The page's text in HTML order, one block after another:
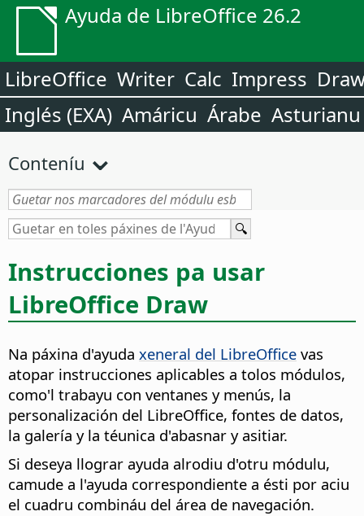
Ayuda de LibreOffice 26.2
LibreOffice Writer Calc Impress
Inglés (EXA) Amáricu Árabe Asturianu
Conteníu
Instrucciones pa usar
LibreOffice Draw
Na páxina d'ayuda xeneral del LibreOffice vas
atopar instrucciones aplicables a tolos módulos,
como'l trabayu con ventanes y menús, la
personalización del LibreOffice, fontes de datos,
la galería y la téunica d'abasnar y asitiar.
Si deseya llograr ayuda alrodiu d'otru módulu,
camude a l'ayuda correspondiente a ésti por aciu
el cuadru combináu del área de navegación.